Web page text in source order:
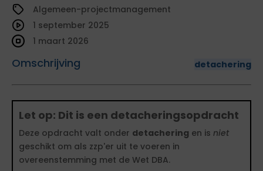
Algemeen-projectmanagement
Omschrijving detachering
1 september 2025
1 maart 2026
Let op: Dit is een detacheringsopdracht
Deze opdracht valt onder detachering en is niet
geschikt om als zzp'er uit te voeren in
overeenstemming met de Wet DBA.